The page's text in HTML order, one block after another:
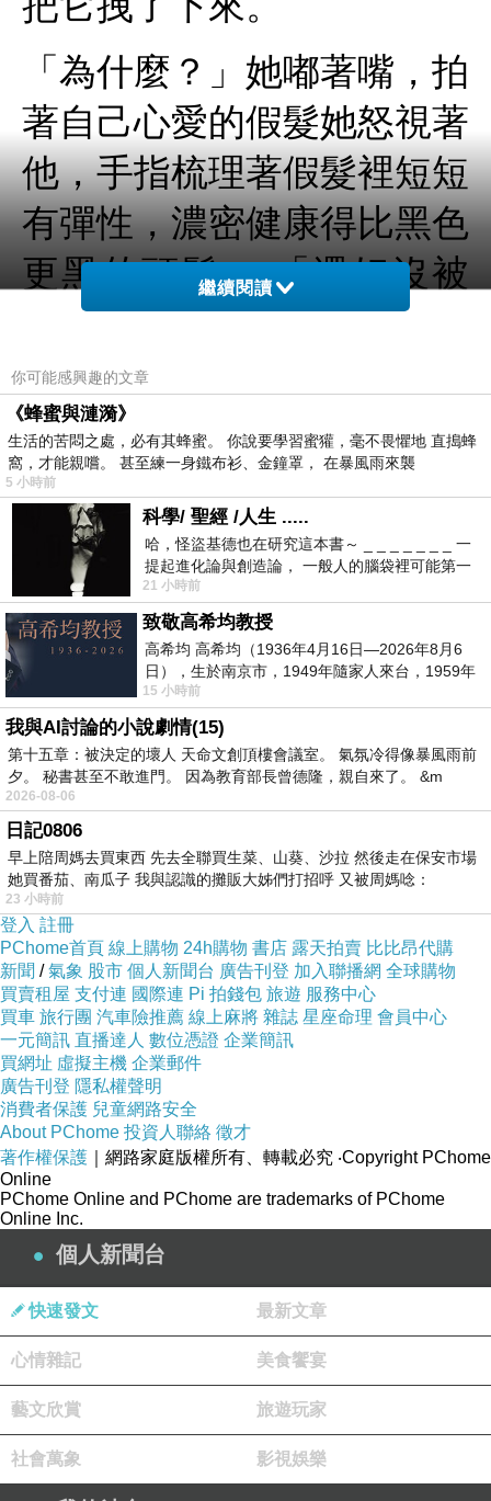
「為什麼？」她嘟著嘴，拍
著自己心愛的假髮她怒視著
他，手指梳理著假髮裡短短
有彈性，濃密健康得比黑色
更黑的頭髮。 「還好沒被
扯壞。它是人家借來的。」
看著眼前這人，張鈺良靠在
吱吱作響的椅子上開始了他
對她的重新評估。在她的駕
照上，她的頭髮又短又捲，
很別緻，顏色也一樣，是濃
密的黑色。鼻子，下巴和眼
睛也都相配！他又核對了一
次地址。然後問道。 「你
有車嗎？」她聳聳肩，開始
把東西丟回包包裡。 「為
什麼不可以？」
「在街上工作的女人通常連
滿足她們大部份日常生活需
求的錢都不夠，更不用說擁
有兩輛外國產地的豪車
了。」
「如果那個女人碰巧加班加
點地工作，而且再用現金購
買了這些車呢？現在，請告
訴我，我的話對你是否有一
些啟發的意義？」
如果這女人是妓女，那我肯
繼續閱讀
你可能感興趣的文章
《蜂蜜與漣漪》
生活的苦悶之處，必有其蜂蜜。 你說要學習蜜獾，毫不畏懼地 直搗蜂
窩，才能親嚐。 甚至練一身鐵布衫、金鐘罩， 在暴風雨來襲
5 小時前
科學/ 聖經 /人生 .....
哈，怪盜基德也在研究這本書～ _ _ _ _ _ _ _ 一
提起進化論與創造論， 一般人的腦袋裡可能第一
時間就有「 進化論很科
21 小時前
致敬高希均教授
高希均 高希均（1936年4月16日—2026年8月6
日），生於南京市，1949年隨家人來台，1959年
赴美深造並取得經濟發展博士學位。曾任
15 小時前
我與AI討論的小說劇情(15)
第十五章：被決定的壞人 天命文創頂樓會議室。 氣氛冷得像暴風雨前
夕。 秘書甚至不敢進門。 因為教育部長曾德隆，親自來了。 &m
2026-08-06
日記0806
早上陪周媽去買東西 先去全聯買生菜、山葵、沙拉 然後走在保安市場
她買番茄、南瓜子 我與認識的攤販大姊們打招呼 又被周媽唸：
23 小時前
登入 註冊
PChome首頁 線上購物 24h購物 書店 露天拍賣 比比昂代購
新聞 /氣象 股市 個人新聞台 廣告刊登 加入聯播網 全球購物
買賣租屋 支付連 國際連 Pi 拍錢包 旅遊 服務中心
買車 旅行團 汽車險推薦 線上麻將 雜誌 星座命理 會員中心
一元簡訊 直播達人 數位憑證 企業簡訊
買網址 虛擬主機 企業郵件
廣告刊登 隱私權聲明
消費者保護 兒童網路安全
About PChome 投資人聯絡 徵才
著作權保護 ｜網路家庭版權所有、轉載必究 ‧Copyright PChome
Online
PChome Online and PChome are trademarks of PChome
Online Inc.
個人新聞台
快速發文 最新文章
心情雜記 美食饗宴
藝文欣賞 旅遊玩家
社會萬象 影視娛樂